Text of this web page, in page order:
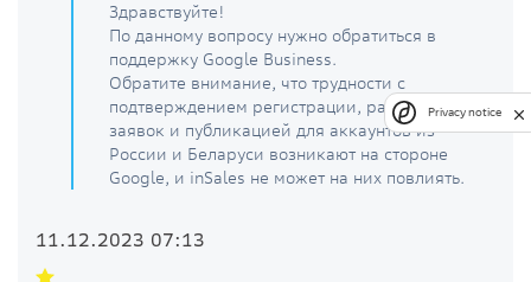
Здравствуйте!
По данному вопросу нужно обратиться в
поддержку Google Business.
Обратите внимание, что трудности с
подтверждением регистрации, рассмотрением
заявок и публикацией для аккаунтов из
России и Беларуси возникают на стороне
Google, и inSales не может на них повлиять.
11.12.2023 07:13
Privacy notice